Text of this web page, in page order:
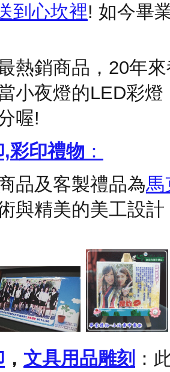
到心坎裡! 如今畢
熱銷商品，20年
小夜燈的LED彩
喔!
彩印禮物 ：
品及客製禮品為馬
與精美的美工設
， 文具用品雕刻 ：